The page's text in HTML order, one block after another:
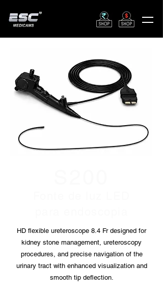
HD flexible ureteroscope 8.4 Fr designed for
kidney stone management, ureteroscopy
procedures, and precise navigation of the
urinary tract with enhanced visualization and
smooth tip deflection.